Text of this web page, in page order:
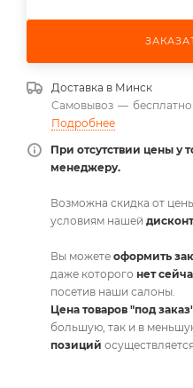
Доставка в Минск
Самовывоз — бесплатно
Подробнее
При отсутствии цены у
менеджеру.
Возможна скидка от
условиям нашей
Вы можете оформить
даже которого нет
посетив наши салоны.
Цена товаров "под
большую, так и в
позиций